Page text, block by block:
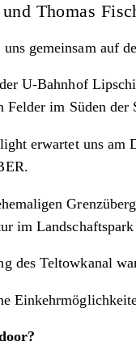
Thomas
gemeinsam auf
U-Bahnhof
im Süden der
erwartet uns am
im
des Teltowkanal